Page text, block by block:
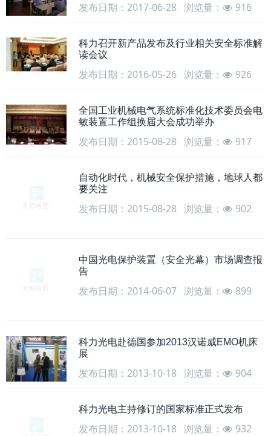
发布日期：2017-06-28 浏览量： 916
科力召开新产品发布及行业相关安全标准解
读会议
发布日期：2016-05-26 浏览量： 926
全国工业机械电气系统标准化技术委员会电
敏装置工作组换届大会成功举办
发布日期：2015-08-28 浏览量： 917
自动化时代，机械安全保护措施，地球人都
要关注
发布日期：2015-08-28 浏览量： 902
中国光电保护装置（安全光幕）市场调查报
告
发布日期：2014-06-07 浏览量： 899
科力光电赴德国参加2013汉诺威EMO机床
展
发布日期：2013-10-18 浏览量： 904
科力光电主持修订的国家标准正式发布
发布日期：2013-10-18 浏览量： 932